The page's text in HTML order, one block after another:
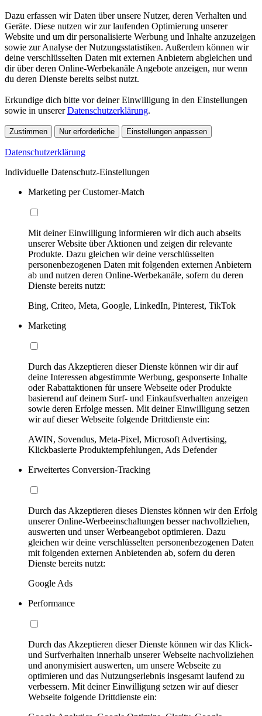
Dazu erfassen wir Daten über unsere Nutzer, deren Verhalten und
Geräte. Diese nutzen wir zur laufenden Optimierung unserer
Website und um dir personalisierte Werbung und Inhalte anzuzeigen
sowie zur Analyse der Nutzungsstatistiken. Außerdem können wir
deine verschlüsselten Daten mit externen Anbietern abgleichen und
dir über deren Online-Werbekanäle Angebote anzeigen, nur wenn
du deren Dienste bereits selbst nutzt.
Erkundige dich bitte vor deiner Einwilligung in den Einstellungen
sowie in unsererDatenschutzerklärung.
Zustimmen Nur erforderliche Einstellungen anpassen
Datenschutzerklärung
Individuelle Datenschutz-Einstellungen
Marketing per Customer-Match
Mit deiner Einwilligung informieren wir dich auch abseits
unserer Website über Aktionen und zeigen dir relevante
Produkte. Dazu gleichen wir deine verschlüsselten
personenbezogenen Daten mit folgenden externen Anbietern
ab und nutzen deren Online-Werbekanäle, sofern du deren
Dienste bereits nutzt:
Bing, Criteo, Meta, Google, LinkedIn, Pinterest, TikTok
Marketing
Durch das Akzeptieren dieser Dienste können wir dir auf
deine Interessen abgestimmte Werbung, gesponserte Inhalte
oder Rabattaktionen für unsere Webseite oder Produkte
basierend auf deinem Surf- und Einkaufsverhalten anzeigen
sowie deren Erfolge messen. Mit deiner Einwilligung setzen
wir auf dieser Webseite folgende Drittdienste ein:
AWIN, Sovendus, Meta-Pixel, Microsoft Advertising,
Klickbasierte Produktempfehlungen, Ads Defender
Erweitertes Conversion-Tracking
Durch das Akzeptieren dieses Dienstes können wir den Erfolg
unserer Online-Werbeeinschaltungen besser nachvollziehen,
auswerten und unser Werbeangebot optimieren. Dazu
gleichen wir deine verschlüsselten personenbezogenen Daten
mit folgenden externen Anbietenden ab, sofern du deren
Dienste bereits nutzt:
Google Ads
Performance
Durch das Akzeptieren dieser Dienste können wir das Klick-
und Surfverhalten innerhalb unserer Webseite nachvollziehen
und anonymisiert auswerten, um unsere Webseite zu
optimieren und das Nutzungserlebnis insgesamt laufend zu
verbessern. Mit deiner Einwilligung setzen wir auf dieser
Webseite folgende Drittdienste ein: